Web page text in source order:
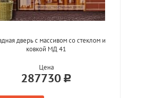
дверь с массивом со стеклом и
ковкой МД 41
Цена
287730